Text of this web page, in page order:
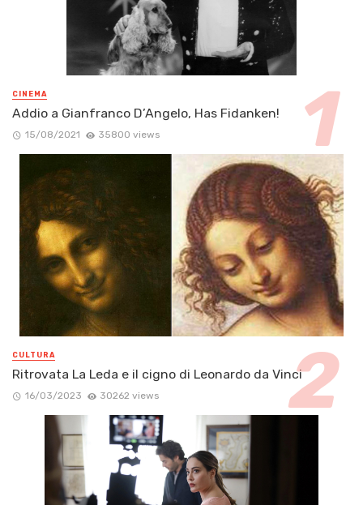
CINEMA
Addio a Gianfranco D’Angelo, Has Fidanken!
15/08/2021 35800 views
CULTURA
Ritrovata La Leda e il cigno di Leonardo da Vinci
16/03/2023 30262 views